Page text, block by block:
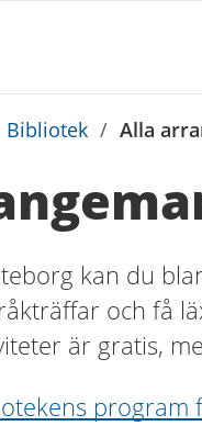
Bibliotek / Alla
kan du
och få
är gratis,
program